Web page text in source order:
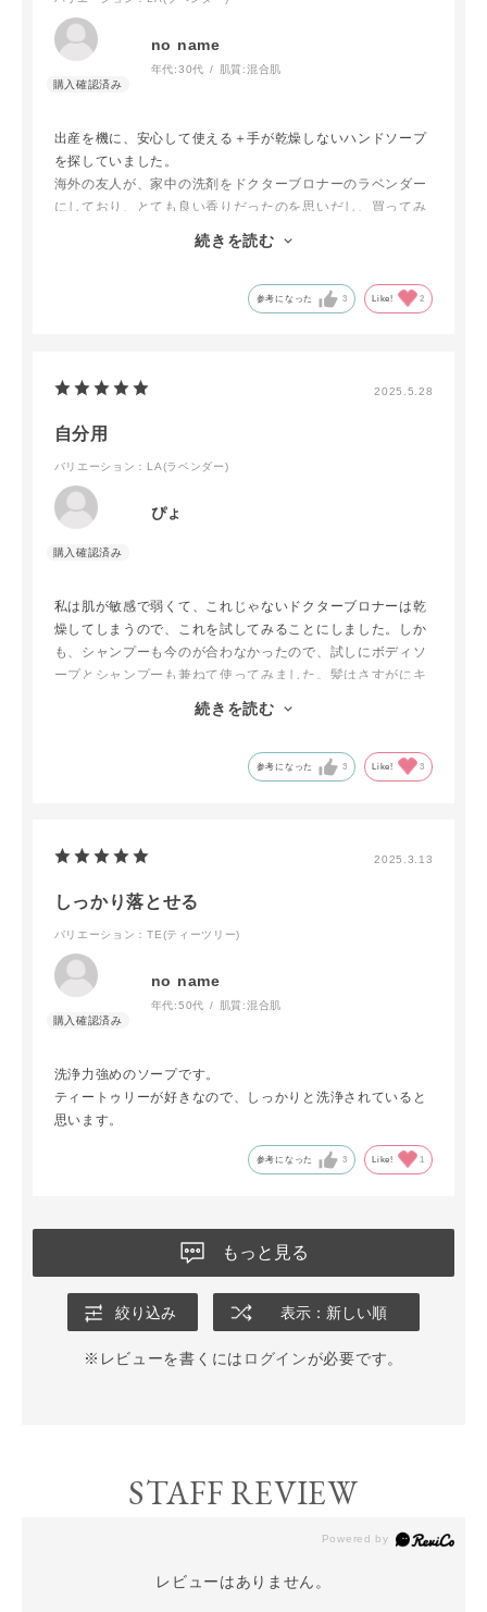
no name
年代:30代 肌質:混合肌
出産を機に、安心して使える＋手が乾燥しないハンドソープ
を探していました。
海外の友人が、家中の洗剤をドクターブロナーのラベンダー
にしており、とても良い香りだったのを思いだし、買ってみ
家事や育児の合間に、ラベンダーの香りで癒されます。ま
続きを読む
参考になった 3 Like! 2
2025.5.28
自分用
バリエーション：LA(ラベンダー)
ぴょ
私は肌が敏感で弱くて、これじゃないドクターブロナーは乾
燥してしまうので、これを試してみることにしました。しか
も、シャンプーも今のが合わなかったので、試しにボディソ
ープとシャンプーも兼ねて使ってみました。髪はさすがにキ
シキシします。でもアレルギーが出ないので、シャンプー石
鹸用トリートメントを他で買い、使うことにしました。問題
トカラーのもちが、なぜか良かったので、意外ないい点だと
続きを読む
参考になった 3 Like! 3
2025.3.13
しっかり落とせる
バリエーション：TE(ティーツリー)
no name
年代:50代 肌質:混合肌
洗浄力強めのソープです。
ティートゥリーが好きなので、しっかりと洗浄されていると
思います。
参考になった 3 Like! 1
もっと見る
絞り込み 表示：新しい順
※レビューを書くには ログインが必要です。
STAFF REVIEW
レビューはありません。